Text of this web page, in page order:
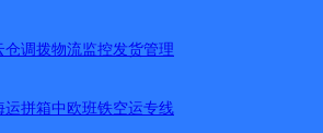
仓调拨物流监控发货管理
运拼箱中欧班铁空运专线